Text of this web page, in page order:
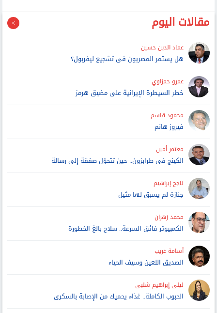
مقالات اليوم
عماد الدين حسين
هل يستمر المصريون فى تشجيع ليفربول؟
عمرو حمزاوي
خطر السيطرة الإيرانية على مضيق هرمز
محمود قاسم
فيروز هانم
معتمر أمين
الكينج فى طرابزون.. حين تتحوّل صفقة إلى رسالة
ناجح إبراهيم
جنازة لم يسبق لها مثيل
محمد زهران
الكمبيوتر فائق السرعة.. سلاح بالغ الخطورة
أسامة غريب
الصديق اللعين وسيف الحياء
ليلى إبراهيم شلبي
الحبوب الكاملة.. غذاء يحميك من الإصابة بالسكرى